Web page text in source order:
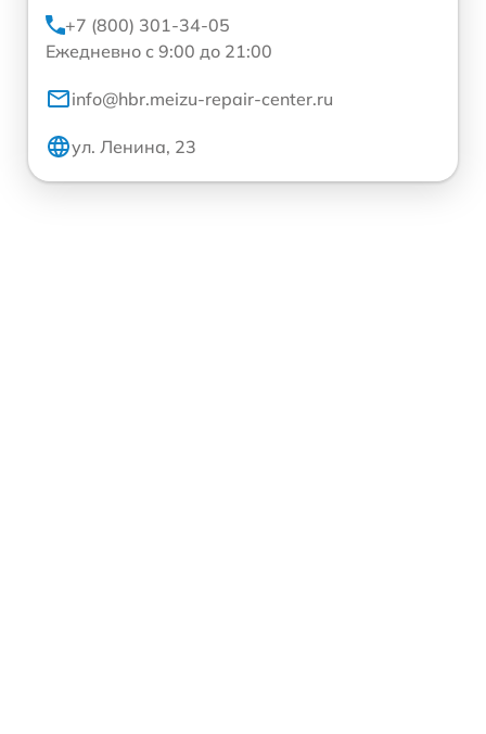
+7 (800) 301-34-05
Ежедневно с 9:00 до 21:00
info@hbr.meizu-repair-center.ru
ул. Ленина, 23